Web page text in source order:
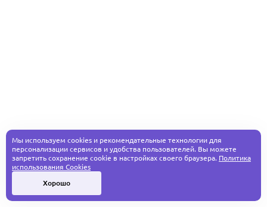
Мы используем cookies и рекомендательные технологии для
персонализации сервисов и удобства пользователей. Вы можете
запретить сохранение cookie в настройках своего браузера. Политика
использования Cookies
Хорошо